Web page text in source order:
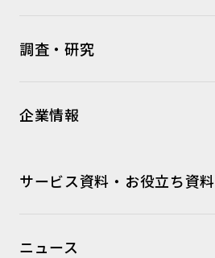
調査・研究
企業情報
サービス資料・お役立ち資料
ニュース